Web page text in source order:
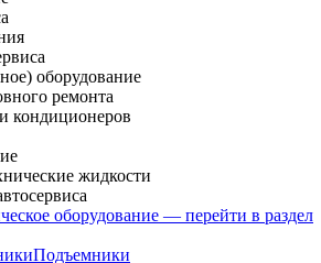
оборудование
ремонта
кондиционеров
жидкости
оборудование — перейти в раздел
Подъемники